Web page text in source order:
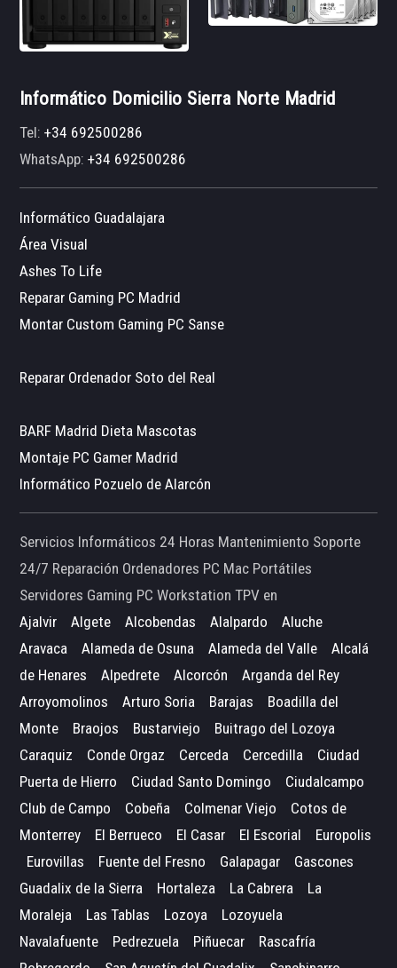
Informático Domicilio Sierra Norte Madrid
Tel:+34 692500286
WhatsApp:+34 692500286
Informático Guadalajara
Área Visual
Ashes To Life
Reparar Gaming PC Madrid
Montar Custom Gaming PC Sanse
Reparar Ordenador Soto del Real
BARF Madrid Dieta Mascotas
Montaje PC Gamer Madrid
Informático Pozuelo de Alarcón
Servicios Informáticos 24 Horas Mantenimiento Soporte
24/7 Reparación Ordenadores PC Mac Portátiles
Servidores Gaming PC Workstation TPV en
Ajalvir
Algete Alcobendas Alalpardo
Aluche
Aravaca
Alameda de Osuna Alameda del Valle
Alcalá
de Henares
Alpedrete Alcorcón
Arganda del Rey
Arroyomolinos
Arturo Soria Barajas
Boadilla del
Monte
Braojos Bustarviejo
Buitrago del Lozoya
Caraquiz
Conde Orgaz Cerceda Cercedilla
Ciudad
Puerta de Hierro
Ciudad Santo Domingo
Ciudalcampo
Club de Campo
Cobeña Colmenar Viejo
Cotos de
Monterrey
El Berrueco El Casar El Escorial
Europolis
Eurovillas
Fuente del Fresno Galapagar
Gascones
Guadalix de la Sierra
Hortaleza La Cabrera
La
Moraleja
Las Tablas Lozoya
Lozoyuela
Navalafuente
Pedrezuela Piñuecar
Rascafría